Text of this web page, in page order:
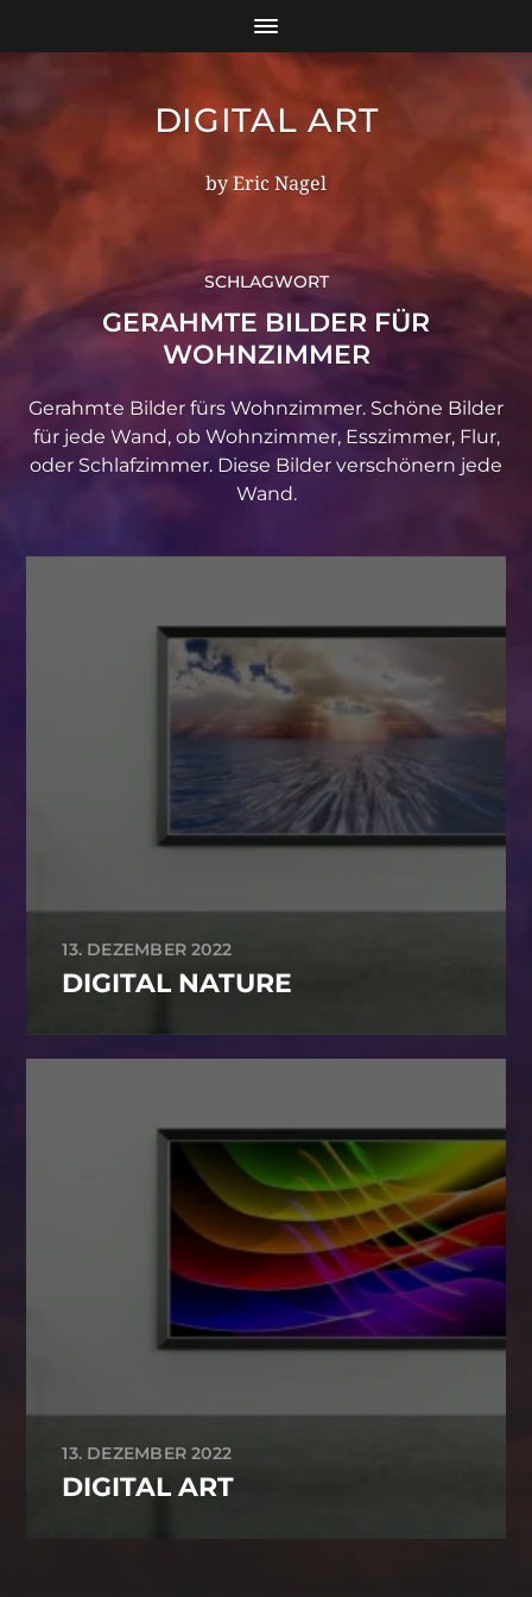
DIGITAL ART
by Eric Nagel
SCHLAGWORT
GERAHMTE BILDER FÜR
WOHNZIMMER
Gerahmte Bilder fürs Wohnzimmer. Schöne Bilder
für jede Wand, ob Wohnzimmer, Esszimmer, Flur,
oder Schlafzimmer. Diese Bilder verschönern jede
Wand.
13. DEZEMBER 2022
DIGITAL NATURE
13. DEZEMBER 2022
DIGITAL ART